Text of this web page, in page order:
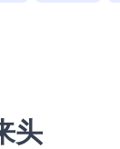
头